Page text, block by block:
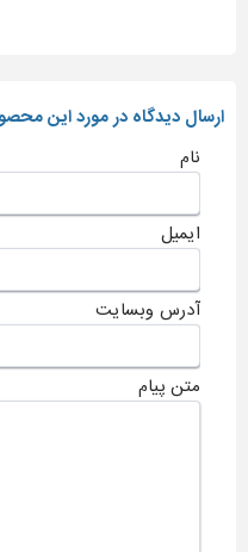
ارسال دیدگاه در مورد این
نام
ایمیل
آدرس وبسایت
متن پیام